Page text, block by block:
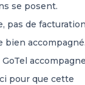
se posent.
pas de
bien accompagné.
pour que cette